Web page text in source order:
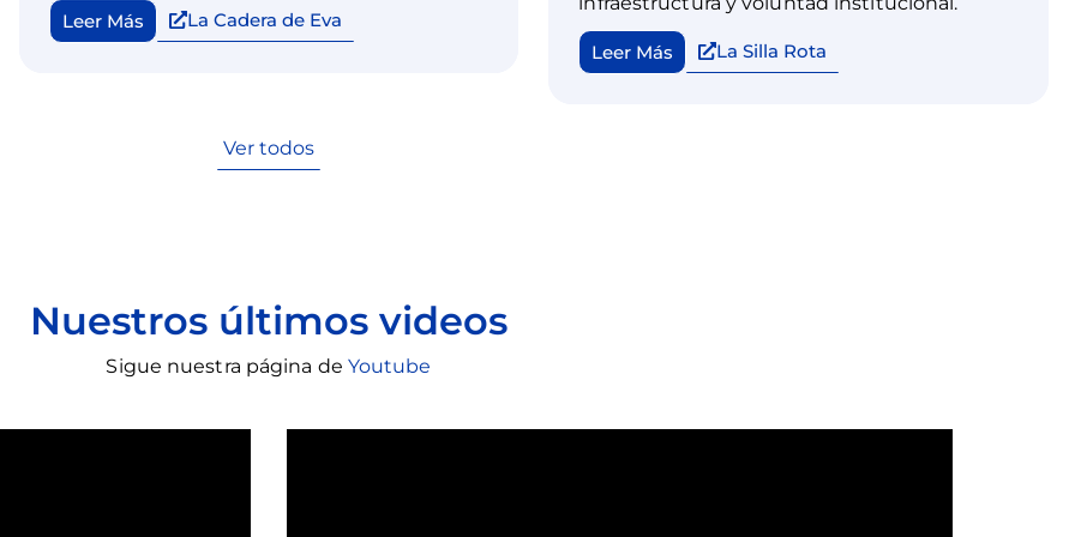
Leer Más La Cadera de Eva
Leer Más La Silla Rota
Ver todos
Nuestros últimos videos
Sigue nuestra página de Youtube